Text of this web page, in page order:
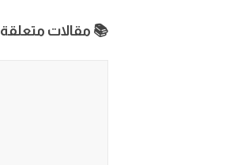
📚 مقالات متعلقة